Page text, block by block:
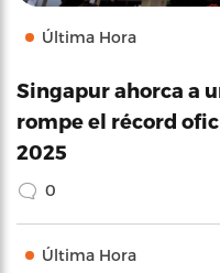
Última Hora
Singapur ahorca a
rompe el récord
2025
0
Última Hora